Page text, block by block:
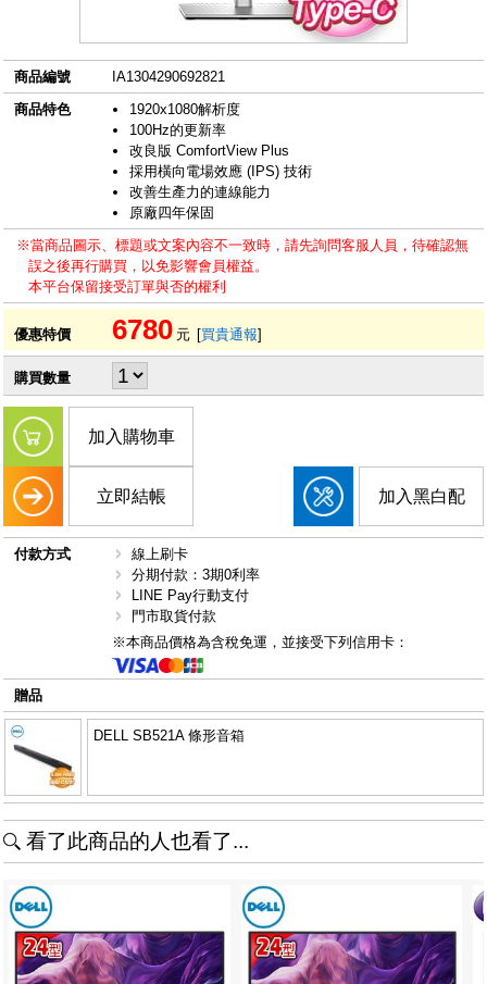
商品編號
IA1304290692821
商品特色
1920x1080解析度
100Hz的更新率
改良版 ComfortView Plus
採用橫向電場效應 (IPS) 技術
改善生產力的連線能力
原廠四年保固
※當商品圖示、標題或文案內容不一致時，請先詢問客服人員，待確認無
誤之後再行購買，以免影響會員權益。
本平台保留接受訂單與否的權利
優惠特價 6780 元 [買貴通報]
購買數量
加入購物車
立即結帳 加入黑白配
付款方式
線上刷卡
分期付款：3期0利率
LINE Pay行動支付
門市取貨付款
※本商品價格為含稅免運，並接受下列信用卡：
贈品
DELL SB521A 條形音箱
看了此商品的人也看了...